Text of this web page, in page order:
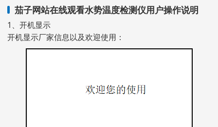
茄子网站在线观看水势温度检测仪用户操作说明
1、开机显示
开机显示厂家信息以及欢迎使用：